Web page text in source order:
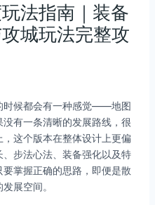
法指南｜装备
城玩法完整攻
时候都会有一种感觉——地图
有一条清晰的发展路线，很
这个版本在整体设计上更偏
步法心法、装备强化以及特
掌握正确的思路，即便是散
展空间。